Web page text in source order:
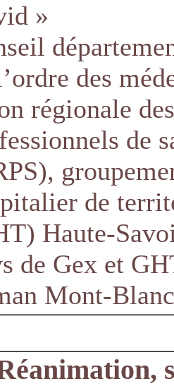
»
des
régionale des
de
de
Haute-
de Gex et
Mont-Blanc